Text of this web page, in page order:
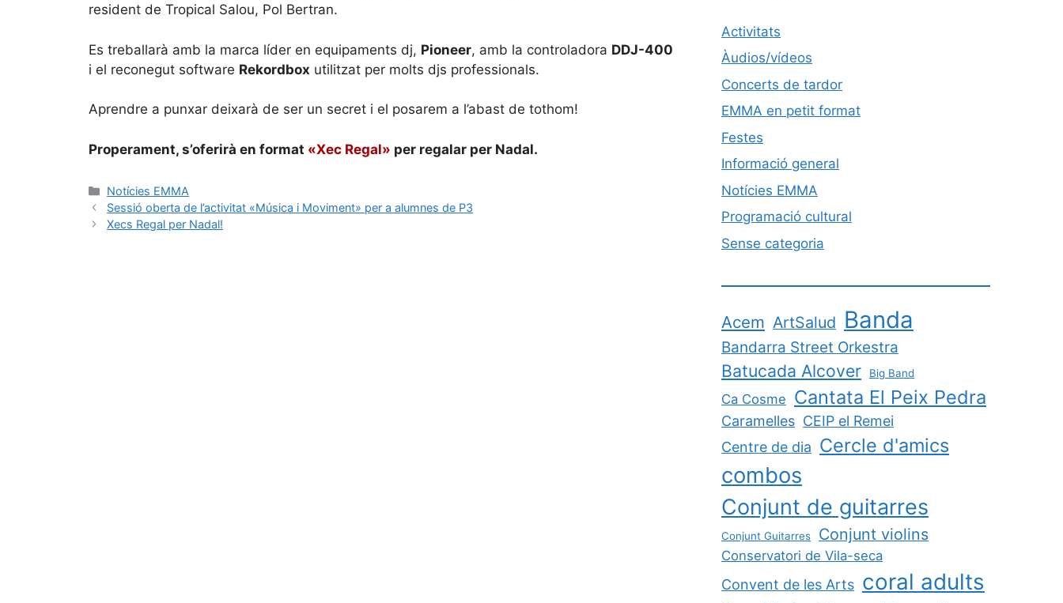
resident de Tropical Salou, Pol Bertran.
Es treballarà amb la marca líder en equipaments dj, Pioneer, amb la controladora DDJ-400
i el reconegut software Rekordbox utilitzat per molts djs professionals.
Aprendre a punxar deixarà de ser un secret i el posarem a l’abast de tothom!
Properament, s’oferirà en format «Xec Regal» per regalar per Nadal.
Notícies EMMA
Sessió oberta de l’activitat «Música i Moviment» per a alumnes de P3
Xecs Regal per Nadal!
Activitats
Àudios/vídeos
Concerts de tardor
EMMA en petit format
Festes
Informació general
Notícies EMMA
Programació cultural
Sense categoria
Acem ArtSalud Banda
Bandarra Street Orkestra
Batucada Alcover Big Band
Ca Cosme Cantata El Peix Pedra
Caramelles CEIP el Remei
Centre de dia Cercle d'amics
combos
Conjunt de guitarres
Conjunt Guitarres Conjunt violins
Conservatori de Vila-seca
Convent de les Arts coral adults